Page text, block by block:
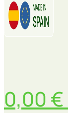
0,00 €